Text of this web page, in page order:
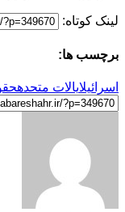
لینک کوتاه:
برچسب ها:
اسرائیلایالات متحده